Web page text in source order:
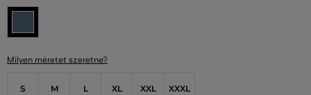
Milyen méretet szeretne?
S M L XL XXL XXXL